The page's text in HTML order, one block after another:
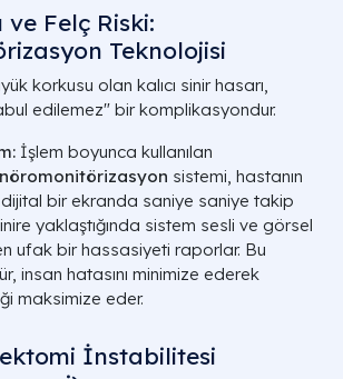
ve Felç Riski:
Teknolojisi
korkusu olan kalıcı sinir hasarı,
edilemez" bir komplikasyondur.
İşlem boyunca kullanılan
sistemi, hastanın
dijital bir ekranda saniye saniye takip
yaklaştığında sistem sesli ve görsel
ufak bir hassasiyeti raporlar. Bu
insan hatasını minimize ederek
maksimize eder.
İnstabilitesi